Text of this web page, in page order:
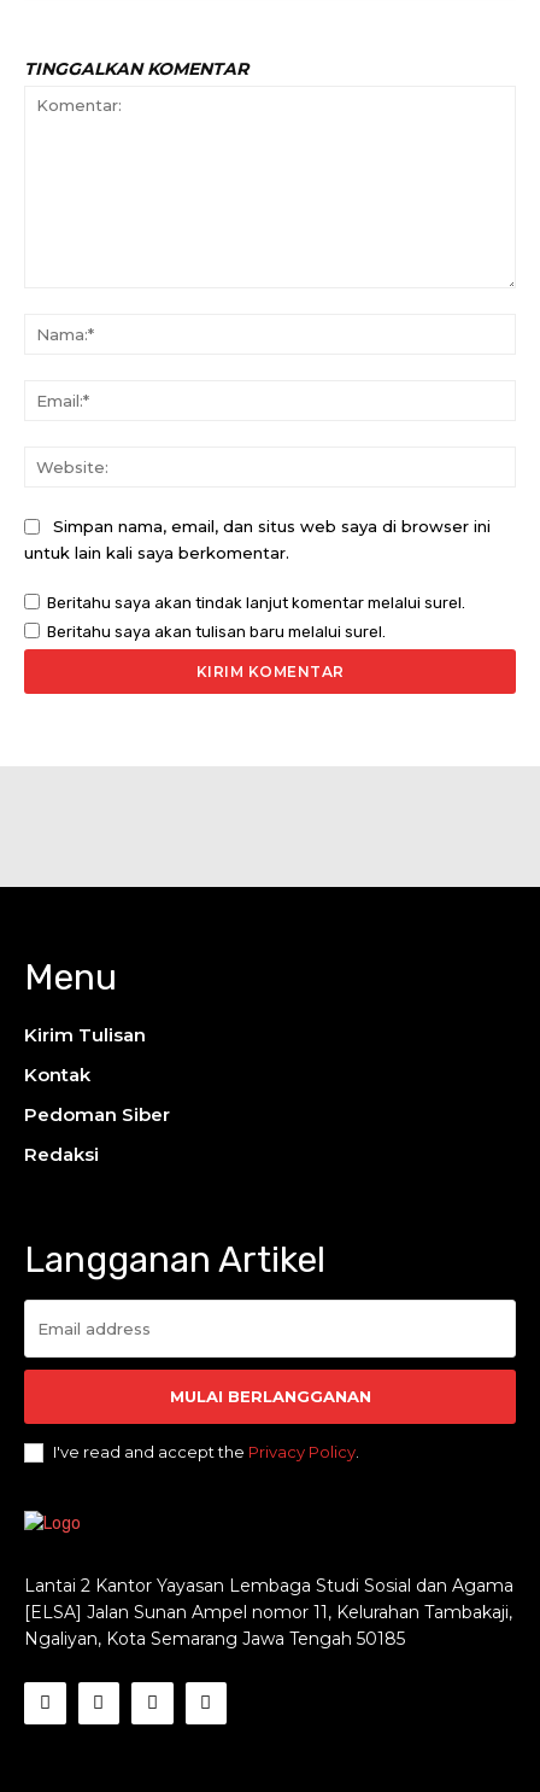
TINGGALKAN KOMENTAR
Simpan nama, email, dan situs web saya di browser ini
untuk lain kali saya berkomentar.
Beritahu saya akan tindak lanjut komentar melalui surel.
Beritahu saya akan tulisan baru melalui surel.
Lantai 2 Kantor Yayasan Lembaga Studi Sosial dan Agama
[ELSA] Jalan Sunan Ampel nomor 11, Kelurahan Tambakaji,
Ngaliyan, Kota Semarang Jawa Tengah 50185
Langganan Artikel
MULAI BERLANGGANAN
I've read and accept the Privacy Policy
Menu
Kirim Tulisan
Kontak
Pedoman Siber
Redaksi